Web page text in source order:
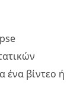
ένα βίντεο ή